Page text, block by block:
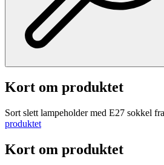
Kort om produktet
Sort slett lampeholder med E27 sokkel
produktet
Kort om produktet